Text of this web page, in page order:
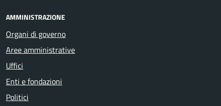
AMMINISTRAZIONE
Organi di governo
Aree amministrative
Uffici
Enti e fondazioni
Politici